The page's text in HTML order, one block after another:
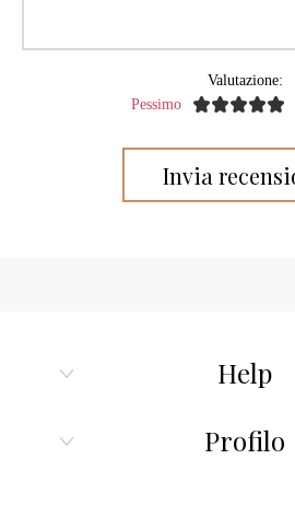
Valutazione:
Pessimo
Help
Profilo